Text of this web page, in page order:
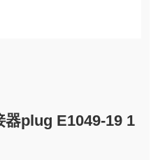
plug E1049-19 1